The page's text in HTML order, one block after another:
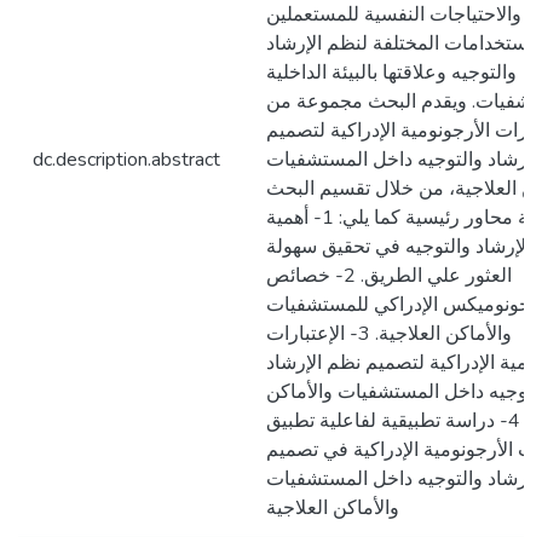
dc.description.abstract
والاحتياجات النفسية للمستعملين
المختلفة لنظم الإرشاد
والتوجيه وعلاقتها بالبيئة الداخلية
ويقدم البحث مجموعة من
الأرجونومية الإدراكية لتصميم
والتوجيه داخل المستشفيات
العلاجية، من خلال تقسيم البحث
إلى أربعة محاور رئيسية كما يلي: 1- أهمية
والتوجيه في تحقيق سهولة
العثور علي الطريق. 2- خصائص
الإدراكي للمستشفيات
والأماكن العلاجية. 3- الإعتبارات
الإدراكية لتصميم نظم الإرشاد
داخل المستشفيات والأماكن
العلاجية. 4- دراسة تطبيقية لفاعلية تطبيق
الأرجونومية الإدراكية في تصميم
والتوجيه داخل المستشفيات
والأماكن العلاجية